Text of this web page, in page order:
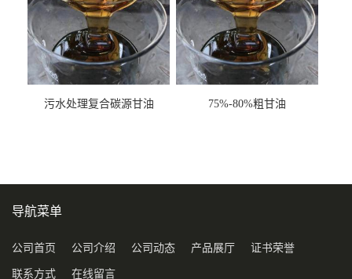
污水处理复合碳源甘油
75%-80%粗甘油
导航菜单
公司首页 公司介绍 公司动态 产品展厅 证书荣誉
联系方式 在线留言